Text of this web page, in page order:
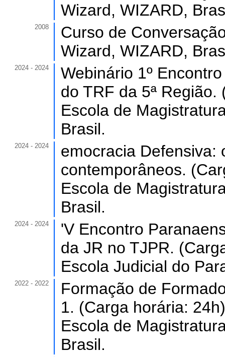
Wizard, WIZARD,
2008
Curso de
Wizard, WIZARD,
2024 - 2024
Webinário 1º
do TRF da 5ª
Escola de
Brasil.
2024 - 2024
emocracia Defensiva:
contemporâneos.
Escola de
Brasil.
2024 - 2024
'V Encontro
da JR no TJPR.
Escola Judicial do
2022 - 2022
Formação de
1. (Carga horária:
Escola de
Brasil.